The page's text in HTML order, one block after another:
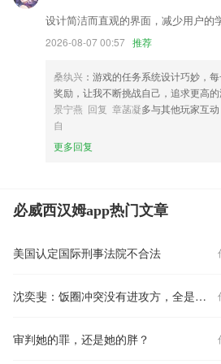
设计简洁而直观的界面，减少用户的
2026-08-07 00:57 推荐
桑纨兴 ：游戏的任务系统设计巧妙，
奖励，让我不断挑战自己，追求更高的
景宁燕 回复 章菡凝多与其他玩家互
自
更多回复
必威西汉姆app热门文章
美国认定国际刑事法院不合法
沈奕斐：饭圈冲突没有进攻方，全是防卫方
审判她的罪，还是她的胖？